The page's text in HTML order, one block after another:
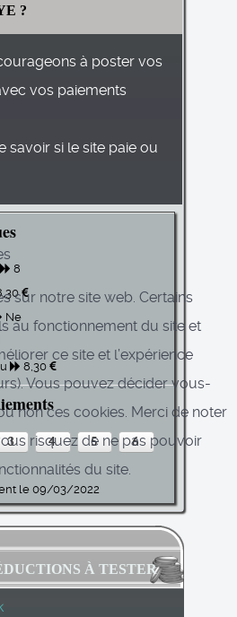
?
à poster vos
vos paiements
savoir si le site paie ou
8
Ne
8,30
3 4 5
6
le 09/03/2022
À TESTER
sur notre site web. Certains
au fonctionnement du site et
ce site et l’expérience
Vous pouvez décider vous-
non ces cookies. Merci de noter
risquez de ne pas pouvoir
du site.